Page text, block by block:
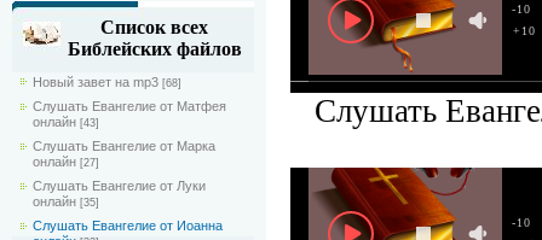
Список всех
Библейских файлов
Новый завет на mp3 [68]
Слушать Евангелие от Матфея
онлайн [43]
Слушать Евангелие от Марка
онлайн [27]
Слушать Евангелие от Луки
онлайн [35]
Слушать Евангелие от Иоанна
+10
-10
Слушать
-10